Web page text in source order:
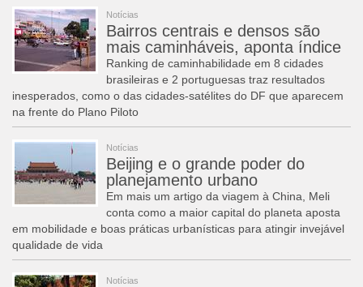
Notícias
Bairros centrais e densos são
mais caminháveis, aponta índice
Ranking de caminhabilidade em 8 cidades
brasileiras e 2 portuguesas traz resultados
inesperados, como o das cidades-satélites do DF que aparecem
na frente do Plano Piloto
Notícias
Beijing e o grande poder do
planejamento urbano
Em mais um artigo da viagem à China, Meli
conta como a maior capital do planeta aposta
em mobilidade e boas práticas urbanísticas para atingir invejável
qualidade de vida
Notícias